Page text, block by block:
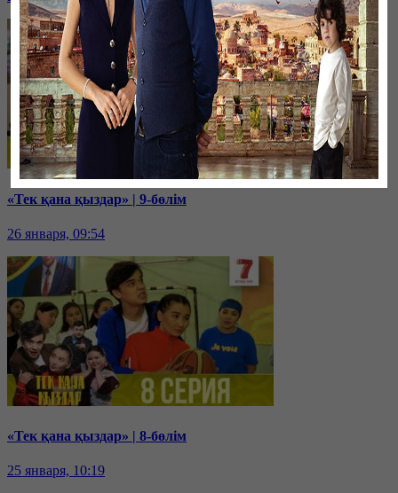
«Тек қана қыздар» | 9-бөлім
26 января, 09:54
«Тек қана қыздар» | 8-бөлім
25 января, 10:19